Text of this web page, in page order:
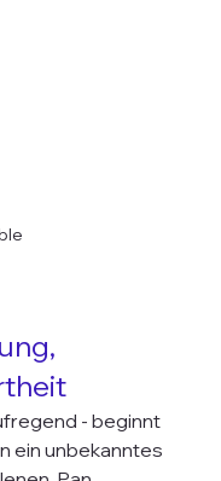
- beginnt
ein unbekanntes